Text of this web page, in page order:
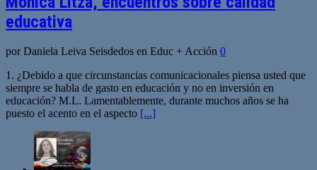
educativa
por Daniela Leiva Seisdedos en Educ + Acción 0
1. ¿Debido a que circunstancias comunicacionales piensa usted que
siempre se habla de gasto en educación y no en inversión en
educación? M.L. Lamentablemente, durante muchos años se ha
puesto el acento en el aspecto [...]